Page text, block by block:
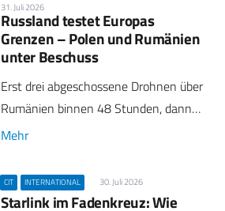
31. Juli 2026
Russland testet Europas
Grenzen – Polen und Rumänien
unter Beschuss
Erst drei abgeschossene Drohnen über
Rumänien binnen 48 Stunden, dann…
Mehr
CIT INTERNATIONAL 30. Juli 2026
Starlink im Fadenkreuz: Wie